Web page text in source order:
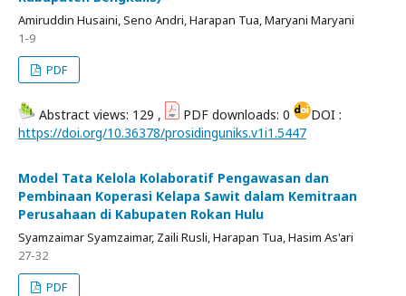
Amiruddin Husaini, Seno Andri, Harapan Tua, Maryani Maryani
1-9
PDF
Abstract views: 129 , PDF downloads: 0
DOI :
https://doi.org/10.36378/prosidinguniks.v1i1.5447
Model Tata Kelola Kolaboratif Pengawasan dan
Pembinaan Koperasi Kelapa Sawit dalam Kemitraan
Perusahaan di Kabupaten Rokan Hulu
Syamzaimar Syamzaimar, Zaili Rusli, Harapan Tua, Hasim As'ari
27-32
PDF